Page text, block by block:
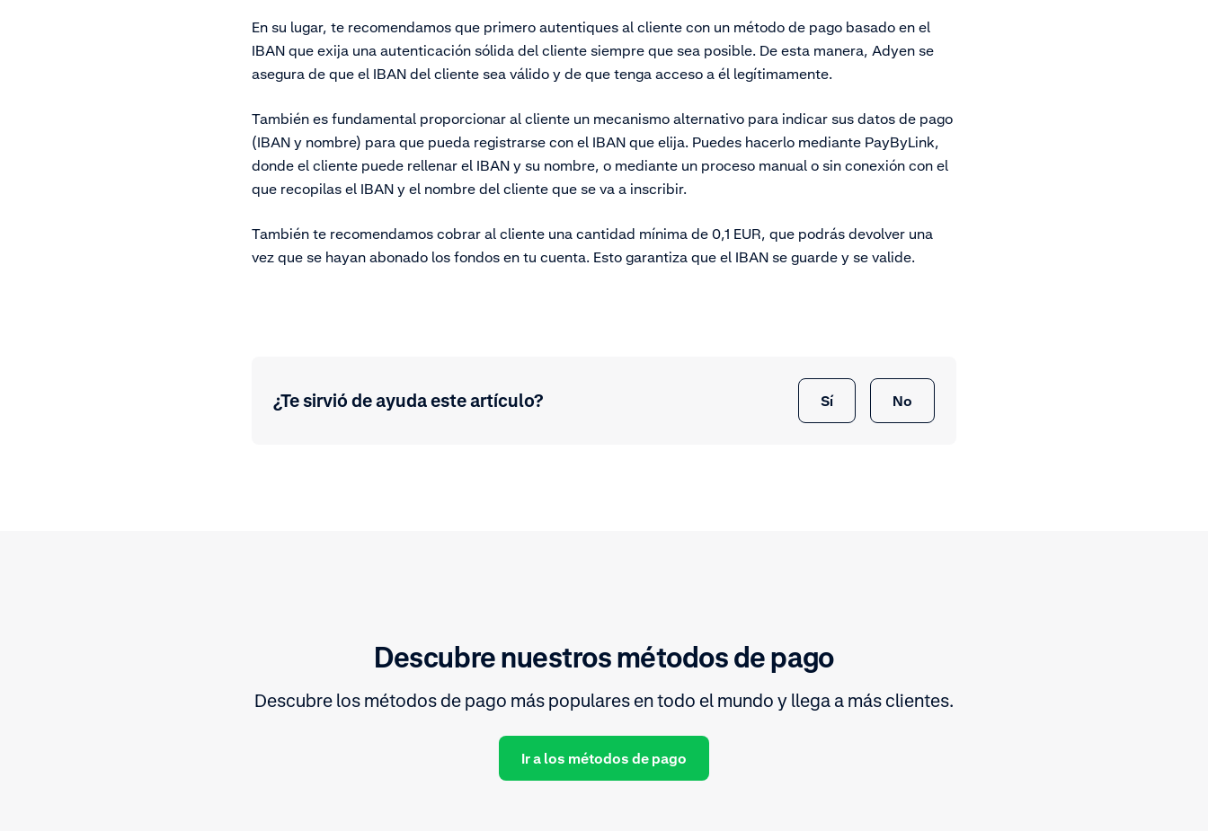
En su lugar, te recomendamos que primero autentiques al cliente con un método de pago basado en el
IBAN que exija una autenticación sólida del cliente siempre que sea posible. De esta manera, Adyen se
asegura de que el IBAN del cliente sea válido y de que tenga acceso a él legítimamente.
También es fundamental proporcionar al cliente un mecanismo alternativo para indicar sus datos de pago
(IBAN y nombre) para que pueda registrarse con el IBAN que elija. Puedes hacerlo mediante PayByLink,
donde el cliente puede rellenar el IBAN y su nombre, o mediante un proceso manual o sin conexión con el
que recopilas el IBAN y el nombre del cliente que se va a inscribir.
También te recomendamos cobrar al cliente una cantidad mínima de 0,1 EUR, que podrás devolver una
vez que se hayan abonado los fondos en tu cuenta. Esto garantiza que el IBAN se guarde y se valide.
¿Te sirvió de ayuda este artículo? Sí No
Descubre nuestros métodos de pago
Descubre los métodos de pago más populares en todo el mundo y llega a más clientes.
Ir a los métodos de pago